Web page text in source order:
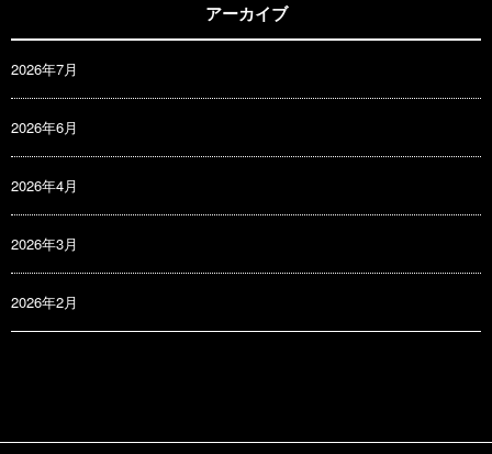
アーカイブ
2026年7月
2026年6月
2026年4月
2026年3月
2026年2月